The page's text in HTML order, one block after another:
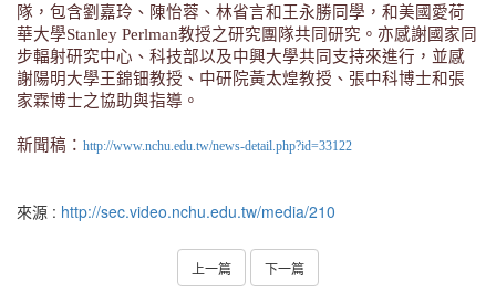
隊，包含劉嘉玲、陳怡蓉、林省言和王永勝同學，和美國愛荷
華大學Stanley Perlman教授之研究團隊共同研究。亦感謝國家同
步輻射研究中心、科技部以及中興大學共同支持來進行，並感
謝陽明大學王錦钿教授、中研院黃太煌教授、張中科博士和張
家霖博士之協助與指導。
新聞稿： http://www.nchu.edu.tw/news-detail.php?id=33122
來源 : http://sec.video.nchu.edu.tw/media/210
上一篇 下一篇